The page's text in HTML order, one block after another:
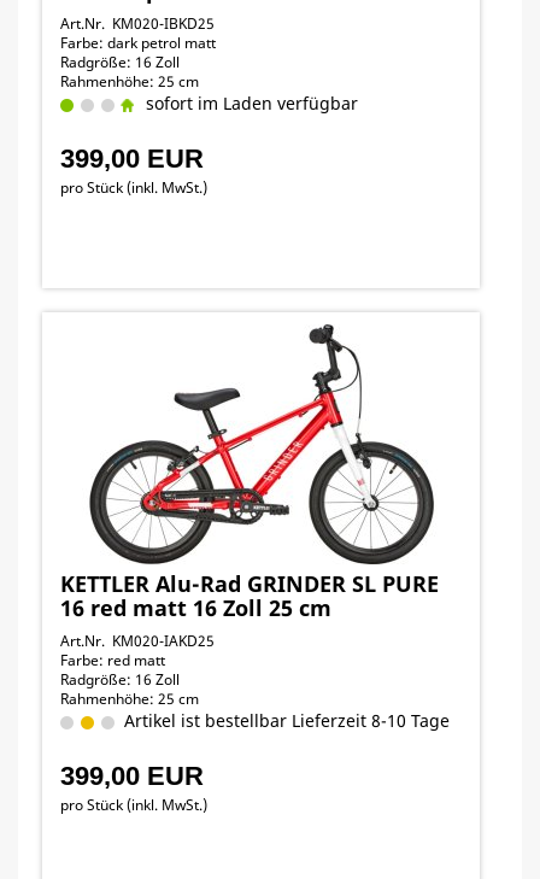
Art.Nr. KM020-IBKD25
Farbe: dark petrol matt
Radgröße: 16 Zoll
Rahmenhöhe: 25 cm
sofort im Laden verfügbar
399,00 EUR
pro Stück (inkl. MwSt.)
KETTLER Alu-Rad GRINDER SL PURE
16 red matt 16 Zoll 25 cm
Art.Nr. KM020-IAKD25
Farbe: red matt
Radgröße: 16 Zoll
Rahmenhöhe: 25 cm
Artikel ist bestellbar Lieferzeit 8-10 Tage
399,00 EUR
pro Stück (inkl. MwSt.)